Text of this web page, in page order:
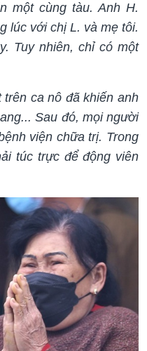
một cùng tàu. Anh H.
lúc với chị L. và mẹ tôi.
Tuy nhiên, chỉ có một
ca nô đã khiến anh
Sau đó, mọi người
viện chữa trị. Trong
túc trực để động viên